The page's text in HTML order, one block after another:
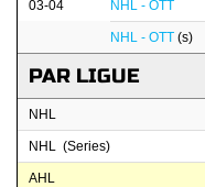
03-04 NHL - OTT
NHL - OTT (s)
PAR LIGUE
NHL
NHL (Series)
AHL